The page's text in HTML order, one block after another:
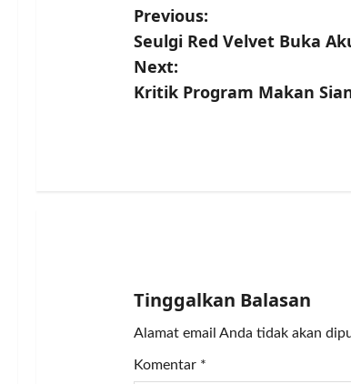
P
o
s
i
g
a
Previous:
Seulgi Red Velvet Buka
Next:
Kritik Program Makan
Tinggalkan Balasan
Alamat email Anda tidak akan
Komentar *